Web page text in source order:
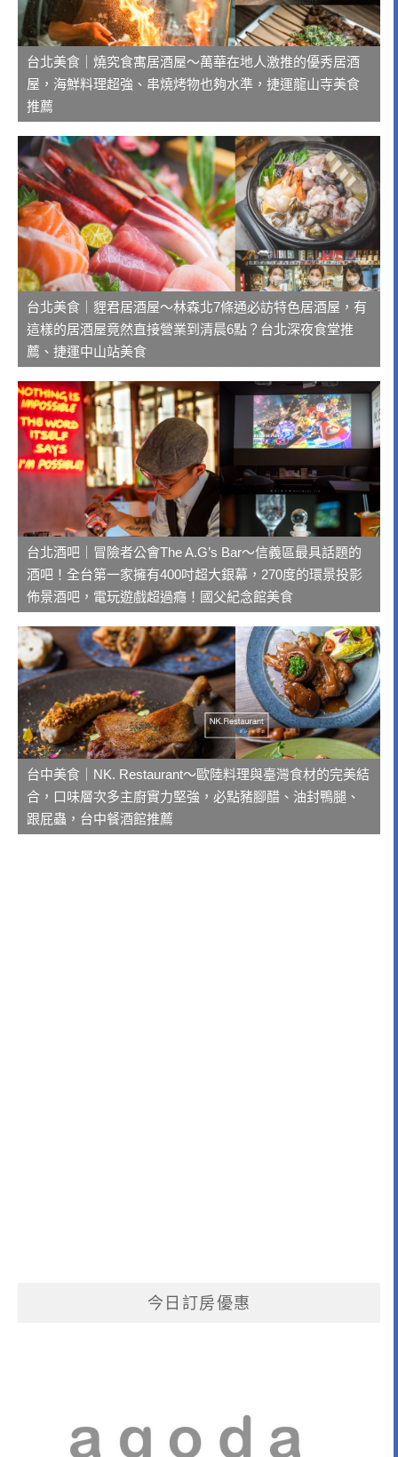
台北美食｜燒究食寓居酒屋～萬華在地人激推的優秀居酒
屋，海鮮料理超強、串燒烤物也夠水準，捷運龍山寺美食
推薦
台北美食｜貍君居酒屋～林森北7條通必訪特色居酒屋，有
這樣的居酒屋竟然直接營業到清晨6點？台北深夜食堂推
薦、捷運中山站美食
台北酒吧｜冒險者公會The A.G’s Bar～信義區最具話題的
酒吧！全台第一家擁有400吋超大銀幕，270度的環景投影
佈景酒吧，電玩遊戲超過癮！國父紀念館美食
台中美食｜NK. Restaurant～歐陸料理與臺灣食材的完美結
合，口味層次多主廚實力堅強，必點豬腳醋、油封鴨腿、
跟屁蟲，台中餐酒館推薦
今日訂房優惠